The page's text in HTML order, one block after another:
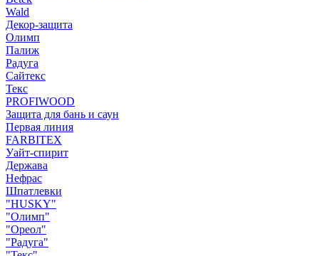
Wald
Декор-защита
Олимп
Палиж
Радуга
Сайтекс
Текс
PROFIWOOD
Защита для бань и саун
Первая линия
FARBITEX
Уайт-спирит
Держава
Нефрас
Шпатлевки
"HUSKY"
"Олимп"
"Ореол"
"Радуга"